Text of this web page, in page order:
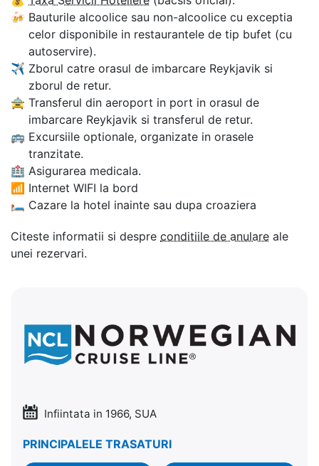
🍻 Bauturile alcoolice sau non-alcoolice cu exceptia
celor disponibile in restaurantele de tip bufet (cu
autoservire).
✈ Zborul catre orasul de imbarcare Reykjavik si
zborul de retur.
🚖 Transferul din aeroport in port in orasul de
imbarcare Reykjavik si transferul de retur.
🚌 Excursiile optionale, organizate in orasele
tranzitate.
🏥 Asigurarea medicala.
📶 Internet WIFI la bord
🛏 Cazare la hotel inainte sau dupa croaziera
Citeste informatii si despre conditiile de anulare ale
unei rezervari.
Infiintata in 1966, SUA
PRINCIPALELE TRASATURI